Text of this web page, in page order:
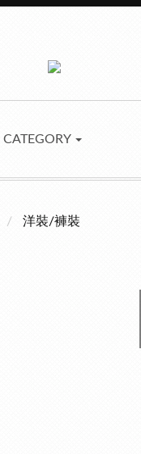
CATEGORY
洋裝/褲裝